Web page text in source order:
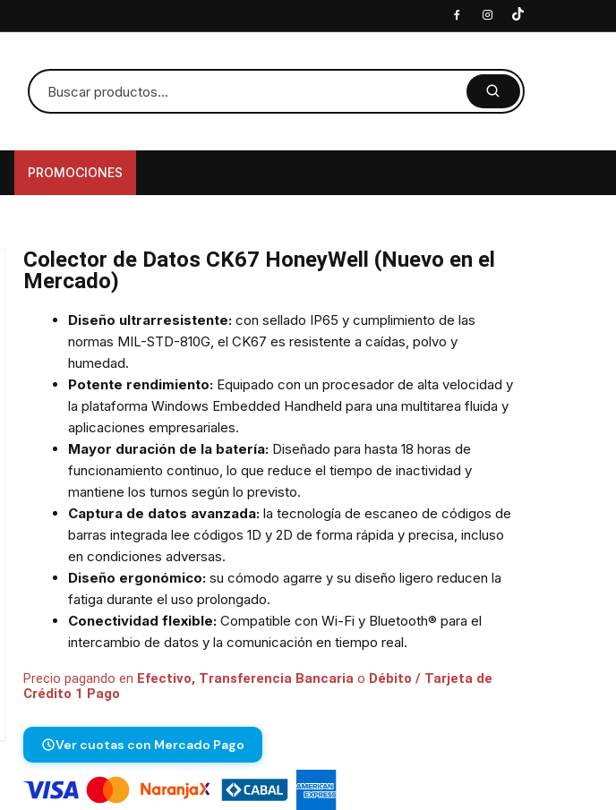
PROMOCIONES
Colector de Datos CK67 HoneyWell (Nuevo en el
Mercado)
Diseño ultrarresistente: con sellado IP65 y cumplimiento de las
normas MIL-STD-810G, el CK67 es resistente a caídas, polvo y
humedad.
Potente rendimiento: Equipado con un procesador de alta velocidad y
la plataforma Windows Embedded Handheld para una multitarea fluida y
aplicaciones empresariales.
Mayor duración de la batería: Diseñado para hasta 18 horas de
funcionamiento continuo, lo que reduce el tiempo de inactividad y
mantiene los turnos según lo previsto.
Captura de datos avanzada: la tecnología de escaneo de códigos de
barras integrada lee códigos 1D y 2D de forma rápida y precisa, incluso
en condiciones adversas.
Diseño ergonómico: su cómodo agarre y su diseño ligero reducen la
fatiga durante el uso prolongado.
Conectividad flexible: Compatible con Wi-Fi y Bluetooth® para el
intercambio de datos y la comunicación en tiempo real.
Precio pagando en Efectivo, Transferencia Bancaria o Débito / Tarjeta de
Crédito 1 Pago
Ver cuotas con Mercado Pago